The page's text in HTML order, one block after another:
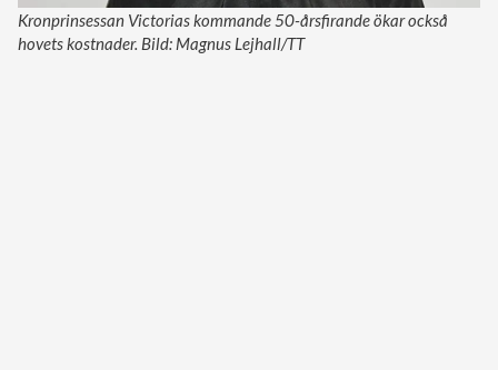
Kronprinsessan Victorias kommande 50-årsfirande ökar också
hovets kostnader. Bild: Magnus Lejhall/TT